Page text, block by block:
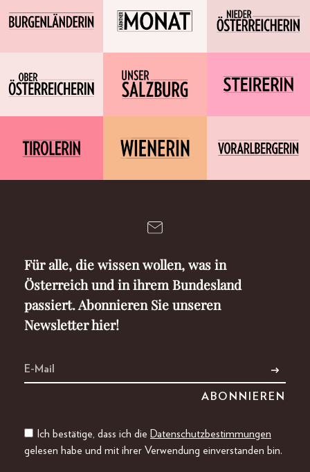
Für alle, die wissen wollen, was in
Österreich und in ihrem Bundesland
passiert. Abonnieren Sie unseren
Newsletter hier!
Ich bestätige, dass ich die Datenschutzbestimmungen
gelesen habe und mit ihrer Verwendung einverstanden bin.